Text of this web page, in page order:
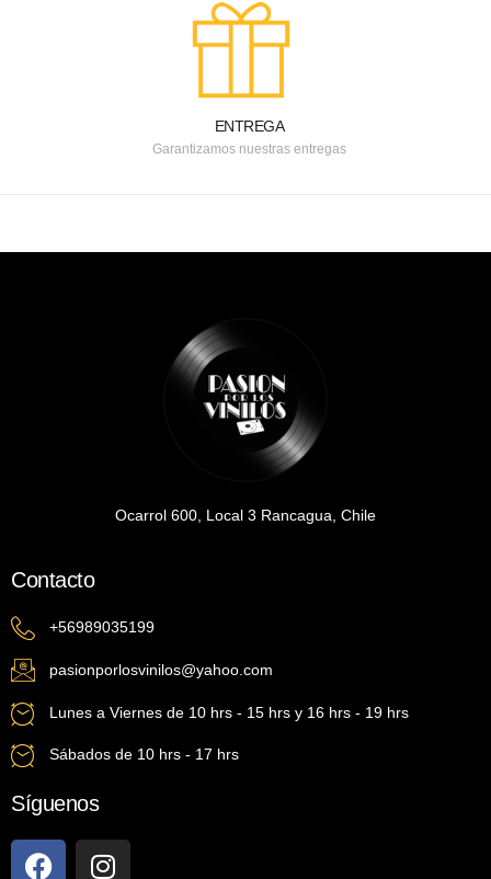
ENTREGA
Garantizamos nuestras entregas
Ocarrol 600, Local 3 Rancagua, Chile
Contacto
+56989035199
pasionporlosvinilos@yahoo.com
Lunes a Viernes de 10 hrs - 15 hrs y 16 hrs - 19 hrs
Sábados de 10 hrs - 17 hrs
Síguenos